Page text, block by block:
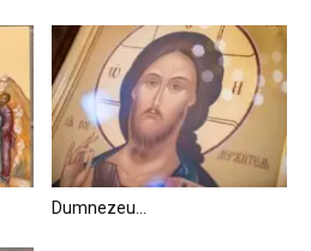
Dumnezeu…